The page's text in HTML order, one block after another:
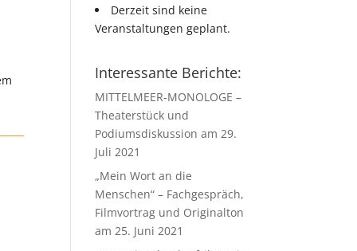
Derzeit sind keine
Veranstaltungen geplant.
Interessante Berichte:
MITTELMEER-MONOLOGE –
Theaterstück und
Podiumsdiskussion am 29.
Juli 2021
„Mein Wort an die
Menschen“ – Fachgespräch,
Filmvortrag und Originalton
am 25. Juni 2021